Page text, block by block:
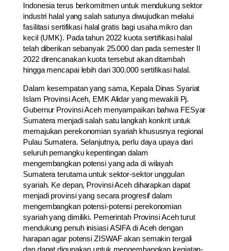
Indonesia terus berkomitmen untuk mendukung sektor
industri halal yang salah satunya diwujudkan melalui
fasilitasi sertifikasi halal gratis bagi usaha mikro dan
kecil (UMK). Pada tahun 2022 kuota sertifikasi halal
telah diberikan sebanyak 25.000 dan pada semester II
2022 direncanakan kuota tersebut akan ditambah
hingga mencapai lebih dari 300.000 sertifikasi halal.
Dalam kesempatan yang sama, Kepala Dinas Syariat
Islam Provinsi Aceh, EMK Alidar yang mewakili Pj.
Gubernur Provinsi Aceh menyampaikan bahwa FESyar
Sumatera menjadi salah satu langkah konkrit untuk
memajukan perekonomian syariah khususnya regional
Pulau Sumatera. Selanjutnya, perlu daya upaya dari
seluruh pemangku kepentingan dalam
mengembangkan potensi yang ada di wilayah
Sumatera terutama untuk sektor-sektor unggulan
syariah. Ke depan, Provinsi Aceh diharapkan dapat
menjadi provinsi yang secara progresif dalam
mengembangkan potensi-potensi perekonomian
syariah yang dimiliki. Pemerintah Provinsi Aceh turut
mendukung penuh inisiasi ASIFA di Aceh dengan
harapan agar potensi ZISWAF akan semakin tergali
dan dapat digunakan untuk mengembangkan kegiatan-